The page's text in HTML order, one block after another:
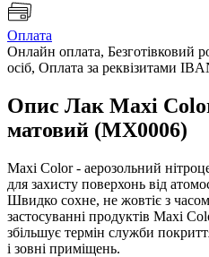
Оплата
Онлайн оплата, Безготівковий
осіб, Оплата за реквізитами
Опис Лак Maxi
матовий (MX0006)
Maxi Color - аерозольний
для захисту поверхонь від
Швидко сохне, не жовтіє з
застосуванні продуктів Maxi
збільшує термін служби
і зовні приміщень.